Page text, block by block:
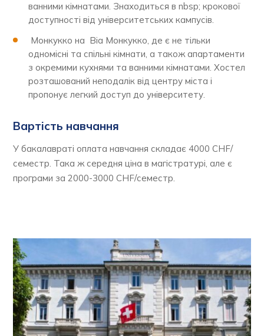
ванними кімнатами. Знаходиться в nbsp; крокової
доступності від університетських кампусів.
Монкукко на Віа Монкукко, де є не тільки
одномісні та спільні кімнати, а також апартаменти
з окремими кухнями та ванними кімнатами. Хостел
розташований неподалік від центру міста і
пропонує легкий доступ до університету.
Вартість навчання
У бакалавраті оплата навчання складає 4000 CHF/
семестр. Така ж середня ціна в магістратурі, але є
програми за 2000-3000 CHF/семестр.